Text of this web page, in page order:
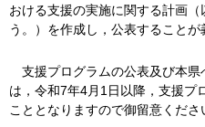
おける支援の実施に関する計画
う。）を作成し，公表することが
支援プログラムの公表及び本
は，令和7年4月1日以降，支援プ
こととなりますので御留意くださ